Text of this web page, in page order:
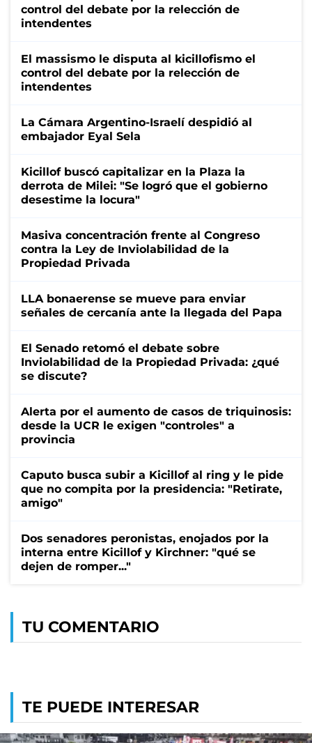
control del debate por la relección de
intendentes
El massismo le disputa al kicillofismo el
control del debate por la relección de
intendentes
La Cámara Argentino-Israelí despidió al
embajador Eyal Sela
Kicillof buscó capitalizar en la Plaza la
derrota de Milei: "Se logró que el gobierno
desestime la locura"
Masiva concentración frente al Congreso
contra la Ley de Inviolabilidad de la
Propiedad Privada
LLA bonaerense se mueve para enviar
señales de cercanía ante la llegada del Papa
El Senado retomó el debate sobre
Inviolabilidad de la Propiedad Privada: ¿qué
se discute?
Alerta por el aumento de casos de triquinosis:
desde la UCR le exigen "controles" a
provincia
Caputo busca subir a Kicillof al ring y le pide
que no compita por la presidencia: "Retirate,
amigo"
Dos senadores peronistas, enojados por la
interna entre Kicillof y Kirchner: "qué se
dejen de romper..."
TU COMENTARIO
TE PUEDE INTERESAR